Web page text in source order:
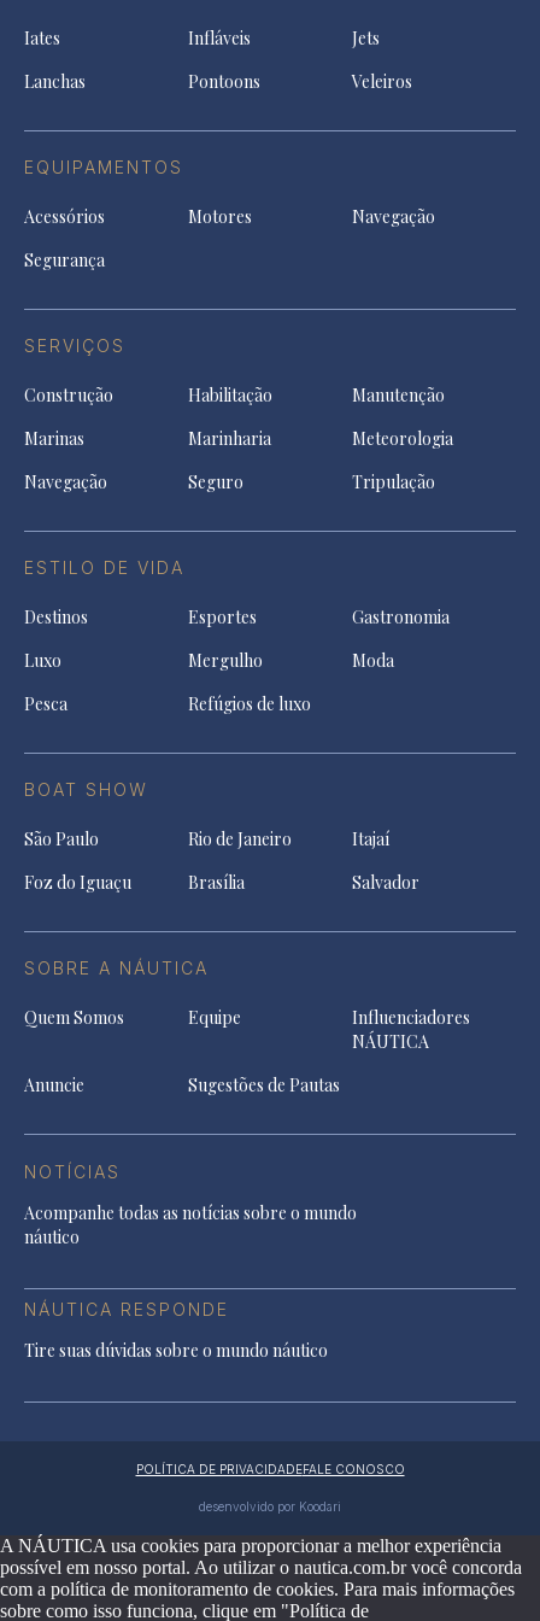
Iates Infláveis
Jets
Lanchas
Pontoons Veleiros
EQUIPAMENTOS
Acessórios Motores
Navegação
Segurança
SERVIÇOS
Construção Habilitação
Manutenção
Marinas
Marinharia
Meteorologia
Navegação
Seguro Tripulação
ESTILO DE VIDA
Destinos Esportes
Gastronomia
Luxo
Mergulho
Moda
Pesca
Refúgios de luxo
BOAT SHOW
São Paulo Rio de Janeiro
Itajaí
Foz do Iguaçu
Brasília Salvador
SOBRE A NÁUTICA
Quem Somos Equipe
Influenciadores
NÁUTICA
Anuncie
Sugestões de Pautas
NOTÍCIAS
Acompanhe todas as notícias sobre o mundo
náutico
NÁUTICA RESPONDE
Tire suas dúvidas sobre o mundo náutico
POLÍTICA DE PRIVACIDADEFALE CONOSCO
desenvolvido por Koodari
A NÁUTICA usa cookies para proporcionar a melhor experiência
possível em nosso portal. Ao utilizar o nautica.com.br você concorda
com a política de monitoramento de cookies. Para mais informações
sobre como isso funciona, clique em "Política de